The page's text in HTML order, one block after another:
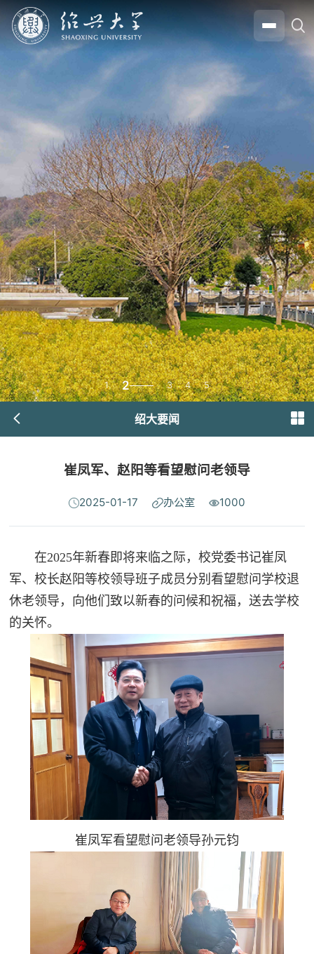
1 2 3 4 5
绍大要闻
崔凤军、赵阳等看望慰问老领导
2025-01-17 办公室 1000
在2025年新春即将来临之际，校党委书记崔凤
军、校长赵阳等校领导班子成员分别看望慰问学校退
休老领导，向他们致以新春的问候和祝福，送去学校
的关怀。
崔凤军看望慰问老领导孙元钧